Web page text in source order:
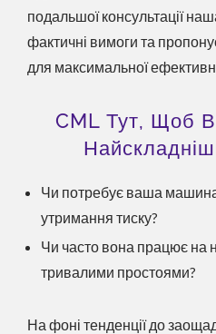
подальшої консультації
фактичні вимоги та
для максимальної
CML Тут, Щоб
Чи потребує ваша
утримання тиску?
Чи часто вона працює на
тривалими простоями?
На фоні тенденції до